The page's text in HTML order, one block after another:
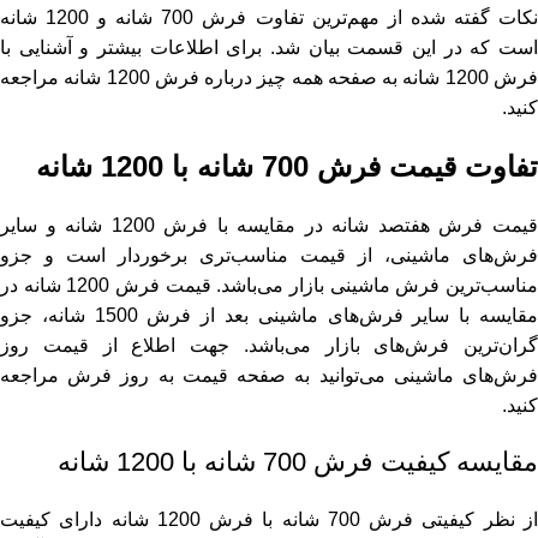
نکات گفته شده از مهم‌ترین تفاوت فرش 700 شانه و 1200 شانه
است که در این قسمت بیان شد. برای اطلاعات بیشتر و آشنایی با
فرش 1200 شانه به صفحه
همه چیز درباره فرش 1200 شانه
مراجعه
کنید.
تفاوت قیمت فرش 700 شانه با 1200 شانه
قیمت فرش هفتصد شانه در مقایسه با فرش 1200 شانه و سایر
فرش‌های ماشینی، از قیمت مناسب‌تری برخوردار است و جزو
مناسب‌ترین فرش ماشینی بازار می‌باشد. قیمت فرش 1200 شانه در
مقایسه با سایر فرش‌های ماشینی بعد از فرش 1500 شانه، جزو
گران‌ترین فرش‌های بازار می‌باشد. جهت اطلاع از قیمت روز
فرش‌های ماشینی می‌توانید به صفحه قیمت به روز فرش مراجعه
کنید.
مقایسه کیفیت فرش 700 شانه با 1200 شانه
از نظر کیفیتی فرش 700 شانه با فرش 1200 شانه دارای کیفیت